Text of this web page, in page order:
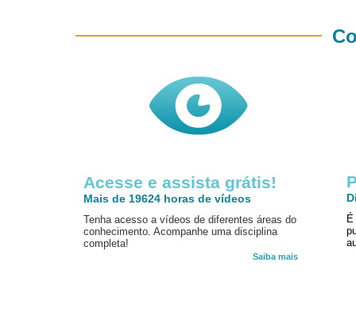
Acesse e assista grátis!
Mais de 19624 horas de vídeos
Tenha acesso a vídeos de diferentes áreas do
conhecimento. Acompanhe uma disciplina
completa!
Saiba mais